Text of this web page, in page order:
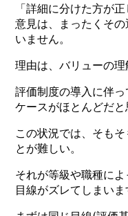
「詳細に分けた方が
意見は、まったくそ
いません。
理由は、バリューの理
評価制度の導入に伴
ケースがほとんどだと
この状況では、そも
とが難しい。
それが等級や職種に
目線がズレてしまいま